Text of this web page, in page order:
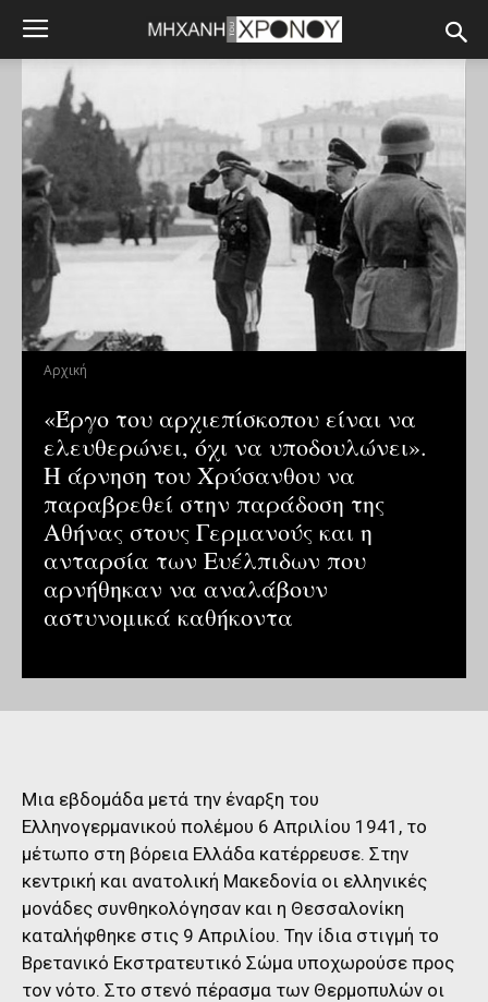
Αρχική
«Έργο του αρχιεπίσκοπου είναι να
ελευθερώνει, όχι να υποδουλώνει».
Η άρνηση του Χρύσανθου να
παραβρεθεί στην παράδοση της
Αθήνας στους Γερμανούς και η
ανταρσία των Ευέλπιδων που
αρνήθηκαν να αναλάβουν
αστυνομικά καθήκοντα
Μια εβδομάδα μετά την έναρξη του
Ελληνογερμανικού πολέμου 6 Απριλίου 1941, το
μέτωπο στη βόρεια Ελλάδα κατέρρευσε. Στην
κεντρική και ανατολική Μακεδονία οι ελληνικές
μονάδες συνθηκολόγησαν και η Θεσσαλονίκη
καταλήφθηκε στις 9 Απριλίου. Την ίδια στιγμή το
Βρετανικό Εκστρατευτικό Σώμα υποχωρούσε προς
τον νότο. Στο στενό πέρασμα των Θερμοπυλών οι